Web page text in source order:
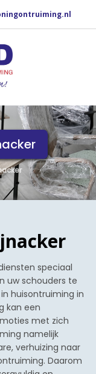
speciaal
uw schouders te
huisontruiming in
kan een
met zich
namelijk
verhuizing naar
Daarom